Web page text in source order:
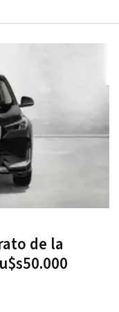
de la